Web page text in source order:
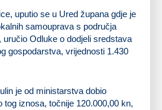
uputio se u Ured župana gdje je
samouprava s područja
uručio Odluke o dodjeli sredstava
gospodarstva, vrijednosti 1.430
je od ministarstva dobio
tog iznosa, točnije 120.000,00 kn,